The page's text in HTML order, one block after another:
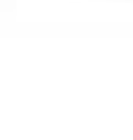
פרק מרתק ,שילווה